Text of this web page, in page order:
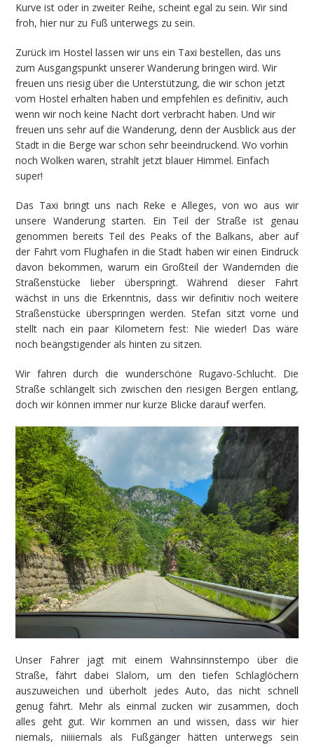
Kurve ist oder in zweiter Reihe, scheint egal zu sein. Wir sind
froh, hier nur zu Fuß unterwegs zu sein.
Zurück im Hostel lassen wir uns ein Taxi bestellen, das uns
zum Ausgangspunkt unserer Wanderung bringen wird. Wir
freuen uns riesig über die Unterstützung, die wir schon jetzt
vom Hostel erhalten haben und empfehlen es definitiv, auch
wenn wir noch keine Nacht dort verbracht haben. Und wir
freuen uns sehr auf die Wanderung, denn der Ausblick aus der
Stadt in die Berge war schon sehr beeindruckend. Wo vorhin
noch Wolken waren, strahlt jetzt blauer Himmel. Einfach
super!
Das Taxi bringt uns nach Reke e Alleges, von wo aus wir
unsere Wanderung starten. Ein Teil der Straße ist genau
genommen bereits Teil des Peaks of the Balkans, aber auf
der Fahrt vom Flughafen in die Stadt haben wir einen Eindruck
davon bekommen, warum ein Großteil der Wandernden die
Straßenstücke lieber überspringt. Während dieser Fahrt
wächst in uns die Erkenntnis, dass wir definitiv noch weitere
Straßenstücke überspringen werden. Stefan sitzt vorne und
stellt nach ein paar Kilometern fest: Nie wieder! Das wäre
noch beängstigender als hinten zu sitzen.
Wir fahren durch die wunderschöne Rugavo-Schlucht. Die
Straße schlängelt sich zwischen den riesigen Bergen entlang,
doch wir können immer nur kurze Blicke darauf werfen.
Unser Fahrer jagt mit einem Wahnsinnstempo über die
Straße, fährt dabei Slalom, um den tiefen Schlaglöchern
auszuweichen und überholt jedes Auto, das nicht schnell
genug fährt. Mehr als einmal zucken wir zusammen, doch
alles geht gut. Wir kommen an und wissen, dass wir hier
niemals, niiiiemals als Fußgänger hätten unterwegs sein